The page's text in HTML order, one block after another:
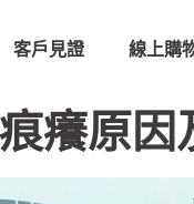
客戶見證 線上購
癢原因